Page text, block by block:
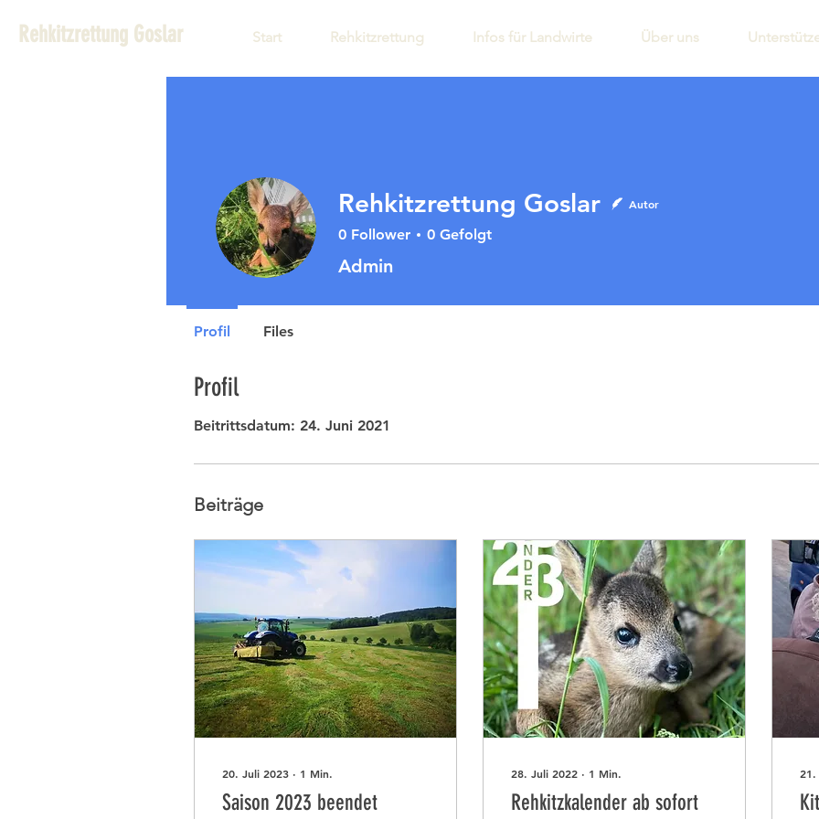
Rehkitzrettung Goslar Start Rehkitzrettung Infos für Landwirte Über uns
Profil
Beitrittsdatum: 24. Juni 2021
Beiträge
20. Juli 2023 ∙ 1 Min.
Saison 2023 beendet
28. Juli 2022 ∙ 1 Min.
Rehkitzkalender ab sofort
21.
Rehkitzrettung Goslar Autor
0 Follower 0 Gefolgt
Admin
Profil Files